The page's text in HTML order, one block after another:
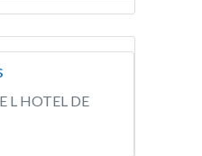
L HOTEL DE